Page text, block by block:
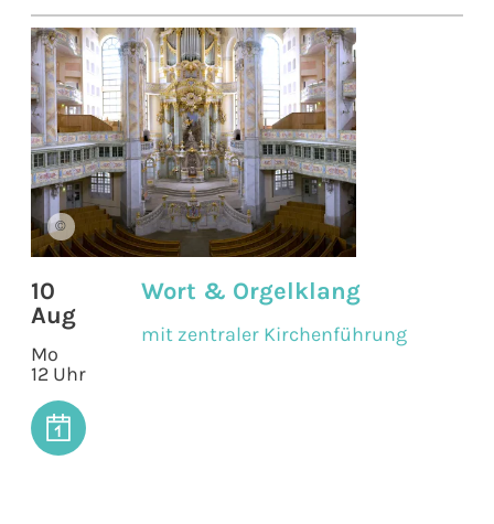
©
10
Aug
Mo
12 Uhr
Wort & Orgelklang
mit zentraler Kirchenführung